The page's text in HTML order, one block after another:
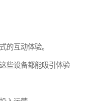
的互动体验。
些设备都能吸引体验